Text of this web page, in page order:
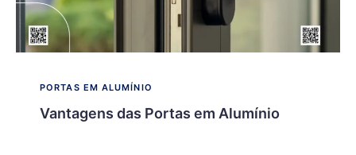
PORTAS EM ALUMÍNIO
Vantagens das Portas em Alumínio